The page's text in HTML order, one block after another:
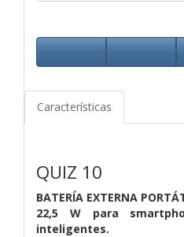
Características
QUIZ 10
BATERÍA EXTERNA
22,5 W para
inteligentes.